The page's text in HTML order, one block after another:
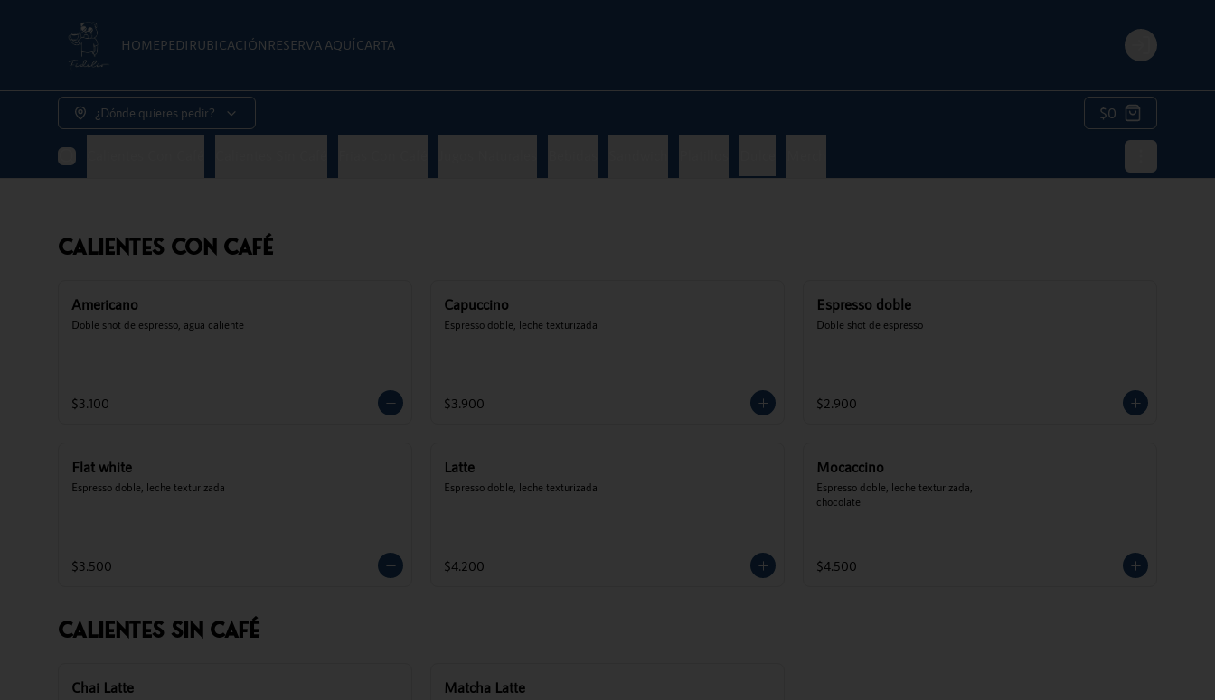
HOMEPEDIRUBICACIÓN RESERVA AQUÍCARTA Login
¿Dónde quieres pedir? $0
Calientes Con Café
Americano
Doble shot de espresso, agua caliente
$3.100
Capuccino
Espresso doble, leche texturizada
$3.900
Espresso doble
Doble shot de espresso
$2.900
Flat white
Espresso doble, leche texturizada
$3.500
Latte
Espresso doble, leche texturizada
$4.200
Mocaccino
Espresso doble, leche texturizada,
chocolate
$4.500
Calientes Sin Café
Chai Latte Matcha Latte